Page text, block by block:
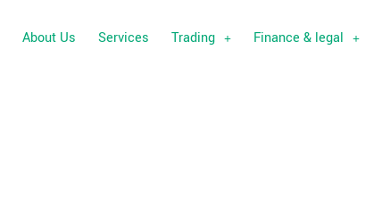
About Us Services Trading Finance & legal